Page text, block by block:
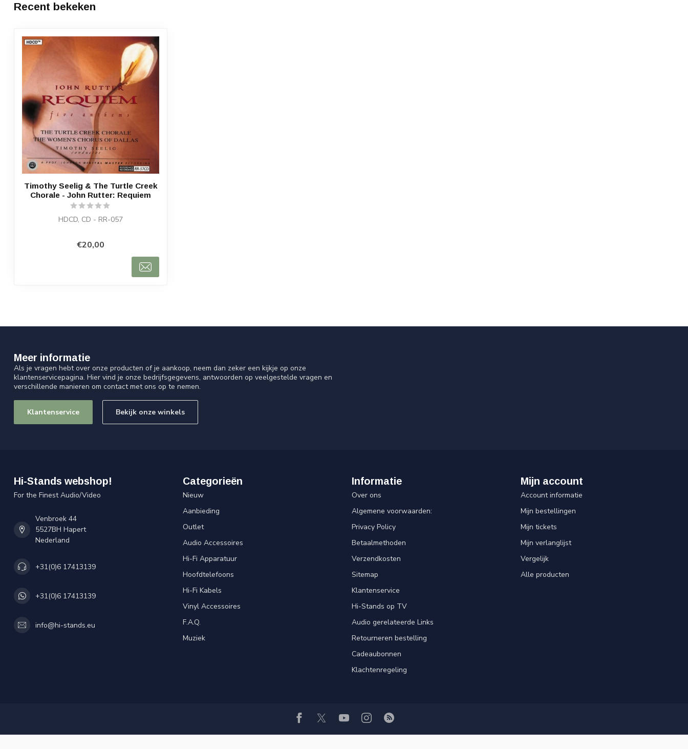
Recent bekeken
Timothy Seelig & The Turtle Creek
Chorale - John Rutter: Requiem
HDCD, CD - RR-057
€20,00
Meer informatie
Als je vragen hebt over onze producten of je aankoop, neem dan zeker een kijkje op onze
klantenservicepagina. Hier vind je onze bedrijfsgegevens, antwoorden op veelgestelde vragen en
verschillende manieren om contact met ons op te nemen.
Klantenservice Bekijk onze winkels
Hi-Stands webshop!
For the Finest Audio/Video
Venbroek 44
5527BH Hapert
Nederland
+31(0)6 17413139
+31(0)6 17413139
info@hi-stands.eu
Categorieën
Nieuw
Aanbieding
Outlet
Audio Accessoires
Hi-Fi Apparatuur
Hoofdtelefoons
Hi-Fi Kabels
Vinyl Accessoires
F.A.Q.
Muziek
Informatie
Over ons
Algemene voorwaarden:
Privacy Policy
Betaalmethoden
Verzendkosten
Sitemap
Klantenservice
Hi-Stands op TV
Audio gerelateerde Links
Retourneren bestelling
Cadeaubonnen
Klachtenregeling
Mijn account
Account informatie
Mijn bestellingen
Mijn tickets
Mijn verlanglijst
Vergelijk
Alle producten